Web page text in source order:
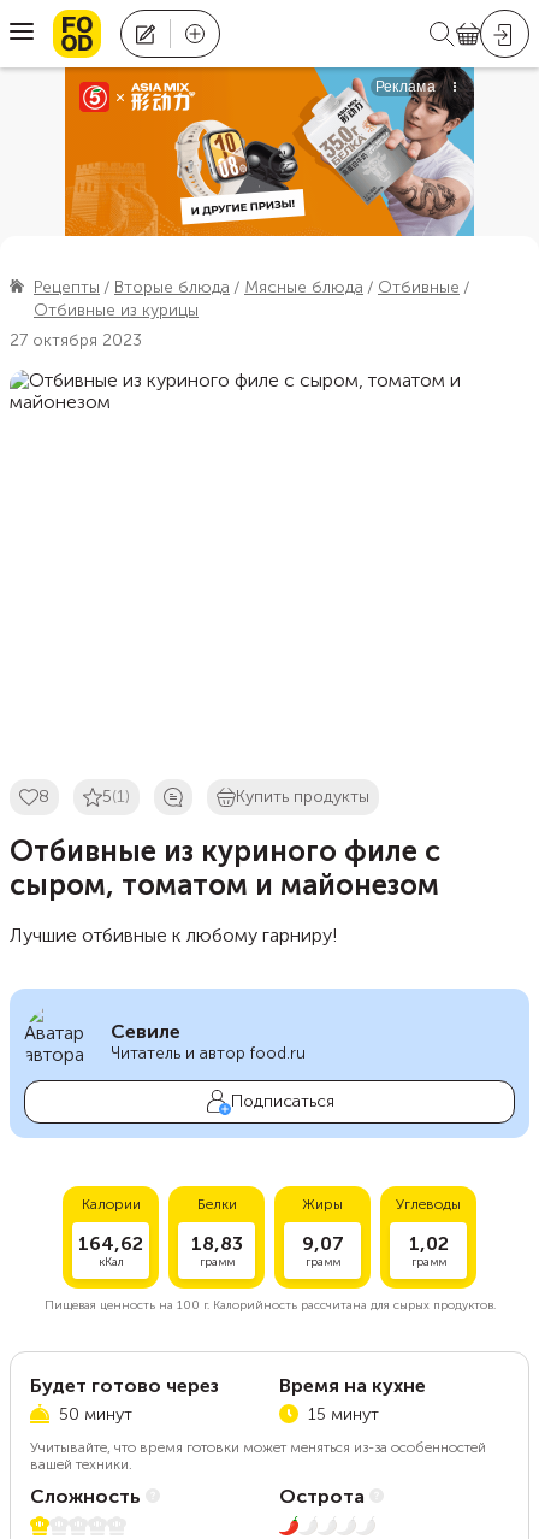
Рецепты Вторые блюда Мясные блюда
Отбивные
Отбивные из курицы
27 октября 2023
8 5(1) Купить продукты
Отбивные из куриного филе с
сыром, томатом и майонезом
Лучшие отбивные к любому гарниру!
Севиле
Читатель и автор food.ru
Подписаться
Калории
164,62
кКал
Белки
18,83
грамм
Жиры
9,07
грамм
Углеводы
1,02
грамм
Пищевая ценность на 100 г.Калорийность рассчитана для сырых продуктов.
Будет готово через
50 минут
Время на кухне
15 минут
Учитывайте, что время готовки может меняться из-за особенностей
вашей техники.
Сложность
1 из 5
Острота
1 из 5